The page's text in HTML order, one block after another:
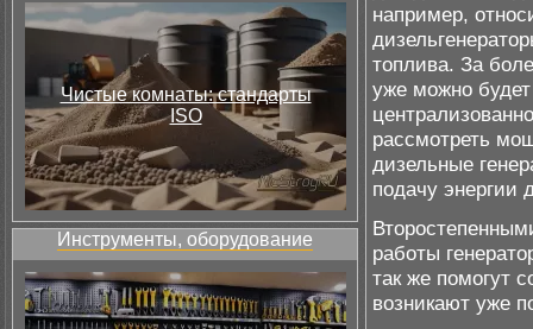
Чистые комнаты: стандарты
ISO
Инструменты, оборудование
например,
топлива. За
уже можно
рассмотреть
дизельные
подачу энергии
работы
так же помогут
возникают уже